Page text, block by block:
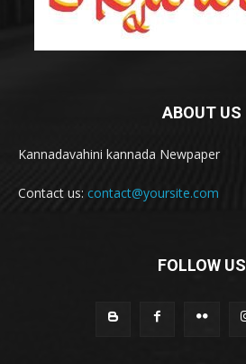
ABOUT US
Kannadavahini kannada Newpaper
Contact us: contact@yoursite.com
FOLLOW US